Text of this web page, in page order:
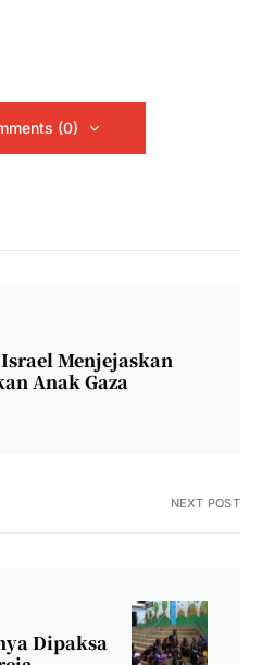
(0)
Menjejaskan
Anak Gaza
NEXT POST
Dipaksa